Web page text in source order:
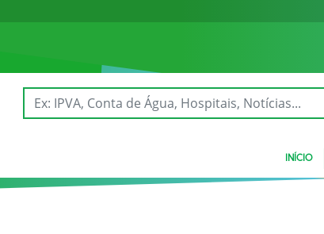
INÍCIO